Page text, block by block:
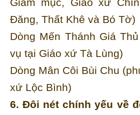
Giám mục, Giáo xứ
Đăng, Thất Khê và Bó Tờ)
Dòng Mến Thánh Giá
vụ tại Giáo xứ Tà Lùng)
Dòng Mân Côi Bùi Chu
xứ Lộc Bình)
6. Đôi nét chính yếu về